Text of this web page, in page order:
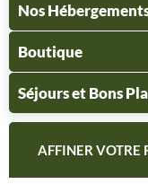
Nos
Boutique
Séjours et Bons
AFFINER VOTRE